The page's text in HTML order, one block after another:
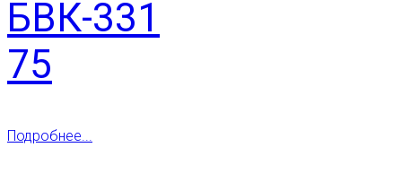
БВК-331
75
Подробнее...